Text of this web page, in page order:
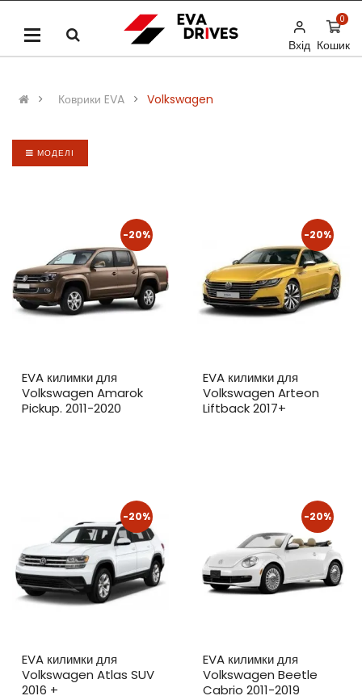
Вхід Кошик
0
Коврики EVA Volkswagen
МОДЕЛІ
-20%
EVA килимки для
Volkswagen Amarok
Pickup. 2011-2020
-20%
EVA килимки для
Volkswagen Arteon
Liftback 2017+
-20%
EVA килимки для
Volkswagen Atlas SUV
2016 +
-20%
EVA килимки для
Volkswagen Beetle
Cabrio 2011-2019